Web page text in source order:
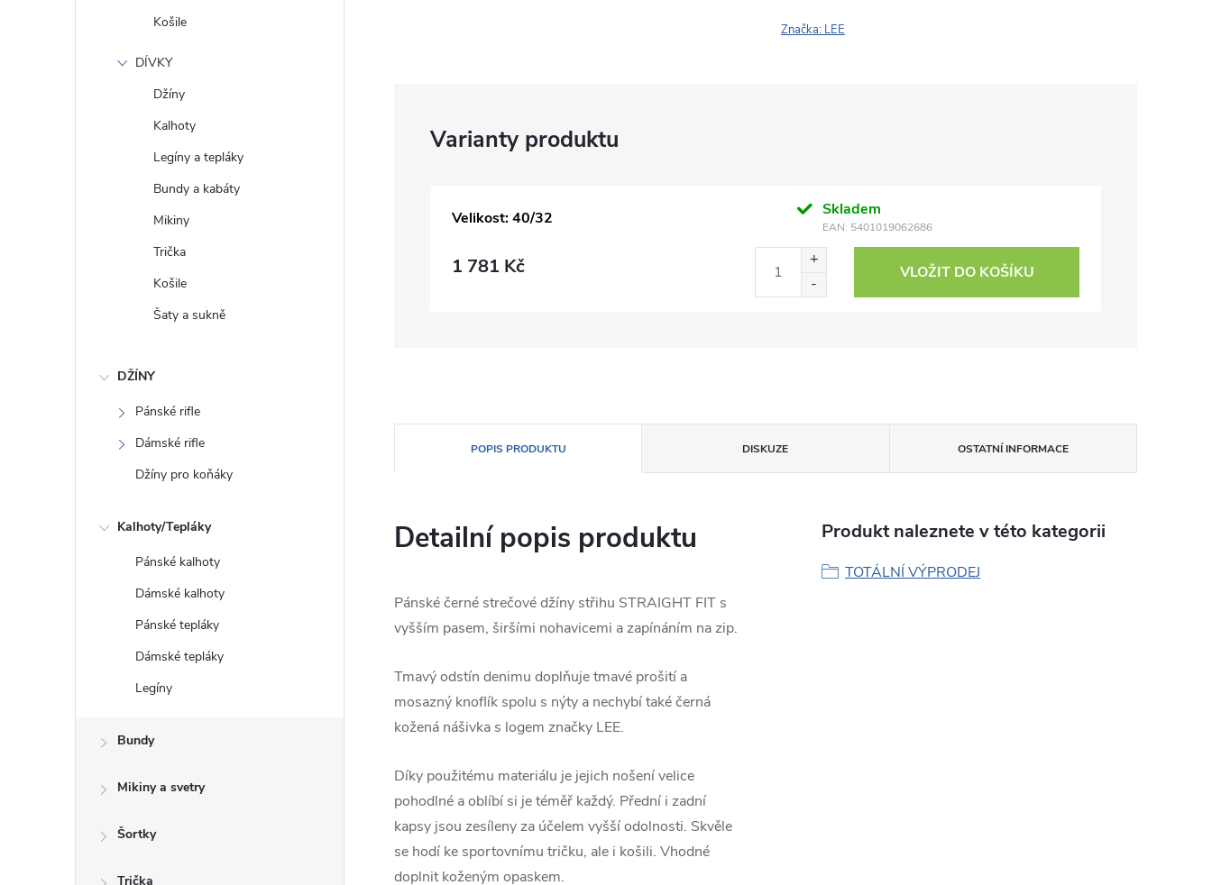
Košile
DÍVKY
Džíny
Kalhoty
Legíny a tepláky
Bundy a kabáty
Mikiny
Trička
Košile
Šaty a sukně
DŽÍNY
Pánské rifle
Dámské rifle
Džíny pro koňáky
Kalhoty/Tepláky
Pánské kalhoty
Dámské kalhoty
Pánské tepláky
Dámské tepláky
Legíny
Bundy
Mikiny a svetry
Šortky
Trička
Značka: LEE
Velikost: 40/32 Skladem
EAN: 5401019062686
1 781 Kč VLOŽIT DO KOŠÍKU
POPIS PRODUKTU DISKUZE OSTATNÍ INFORMACE
Detailní popis produktu
Pánské černé strečové džíny střihu STRAIGHT FIT s
vyšším pasem, širšími nohavicemi a zapínáním na zip.
Tmavý odstín denimu doplňuje tmavé prošití a
mosazný knoflík spolu s nýty a nechybí také černá
kožená nášivka s logem značky LEE.
Díky použitému materiálu je jejich nošení velice
pohodlné a oblíbí si je téměř každý. Přední i zadní
kapsy jsou zesíleny za účelem vyšší odolnosti. Skvěle
se hodí ke sportovnímu tričku, ale i košili. Vhodné
doplnit koženým opaskem.
Produkt naleznete v této kategorii
TOTÁLNÍ VÝPRODEJ